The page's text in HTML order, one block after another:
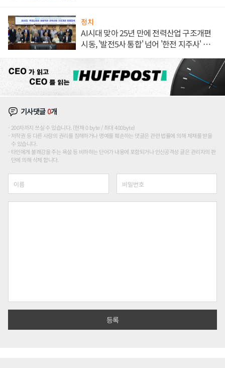
정치
AI시대 맞아 25년 만에 전력산업 구조개편
시동, '발전5사 통합' 넘어 '한전 지주사' 재편
기사댓글0개
200자까지 쓰실 수 있습니다. (현재 0 byte / 최대 400byte)
저작권 등 다른 사람의 권리를 침해하거나 명예를 훼손하는 댓글은 관련 법률에 의해 제재를 받을
수 있습니다.
타인에게 불쾌감을 주는 욕설 등 비하하는 단어가 내용에 포함되거나 인신공격성 글은 관리자의 판
단에 의해 삭제 합니다.